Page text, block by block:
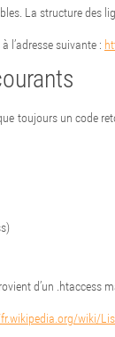
La structure des
l’adresse suivante :
toujours un code
d’un .htaccess
wiki/